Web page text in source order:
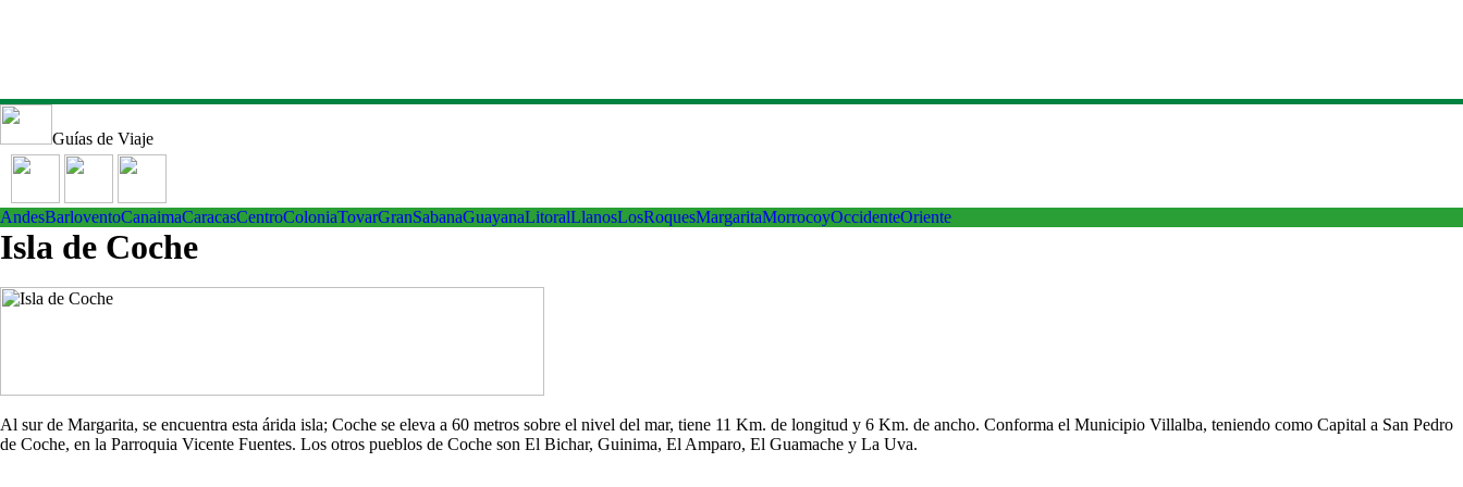
Guías de Viaje
AndesBarloventoCanaimaCaracasCentroColoniaTovarGranSabanaGuayanaLitoralLlanosLosRoquesMargaritaMorrocoyOccidenteOriente
Isla de Coche
Al sur de Margarita, se encuentra esta árida isla; Coche se eleva a 60 metros sobre el nivel del mar, tiene 11 Km. de longitud y 6 Km. de ancho. Conforma el Municipio Villalba, teniendo como Capital a San Pedro
de Coche, en la Parroquia Vicente Fuentes. Los otros pueblos de Coche son El Bichar, Guinima, El Amparo, El Guamache y La Uva.